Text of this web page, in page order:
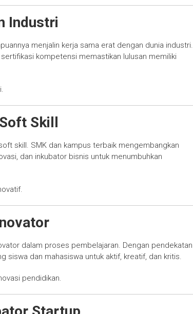
Industri
menjalin kerja sama erat dengan dunia industri.
kompetensi memastikan lulusan memiliki
Skill
skill. SMK dan kampus terbaik mengembangkan
dan inkubator bisnis untuk menumbuhkan
dalam proses pembelajaran. Dengan pendekatan
dan mahasiswa untuk aktif, kreatif, dan kritis.
pendidikan.